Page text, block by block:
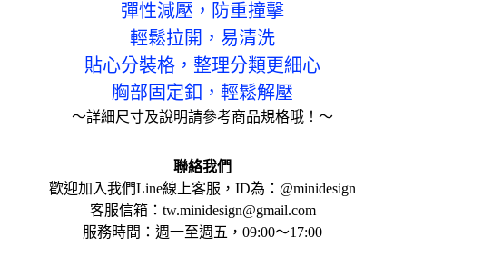
彈性減壓，防重撞擊
輕鬆拉開，易清洗
貼心分裝格，整理分類更細心
胸部固定釦，輕鬆解壓
～詳細尺寸及說明請參考商品規格哦！～
聯絡我們
歡迎加入我們Line線上客服，ID為：@minidesign
客服信箱：tw.minidesign@gmail.com
服務時間：週一至週五，09:00～17:00